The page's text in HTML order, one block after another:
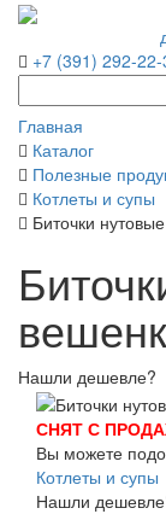
+7 (391) 292-22-
Главная
Каталог
Полезные
Котлеты и супы
Биточки
Нашли дешевле?
СНЯТ С
Вы можете
Котлеты и супы
Нашли